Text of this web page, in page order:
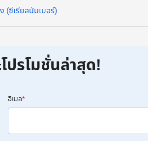
(ซีเรียลนัมเบอร์)
ปรโมชั่นล่าสุด!
อีเมล*